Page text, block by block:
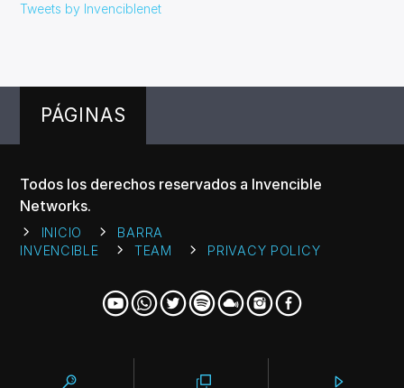
Tweets by Invenciblenet
PÁGINAS
Todos los derechos reservados a Invencible
Networks.
INICIO
BARRA
INVENCIBLE
TEAM PRIVACY POLICY